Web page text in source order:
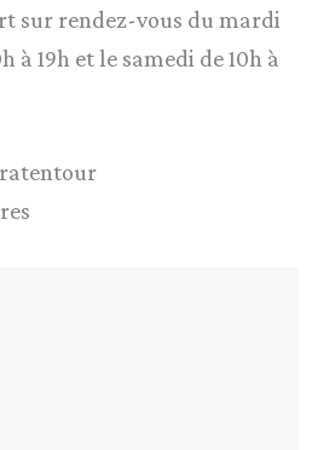
sur rendez-vous du mardi
à 19h et le samedi de 10h à